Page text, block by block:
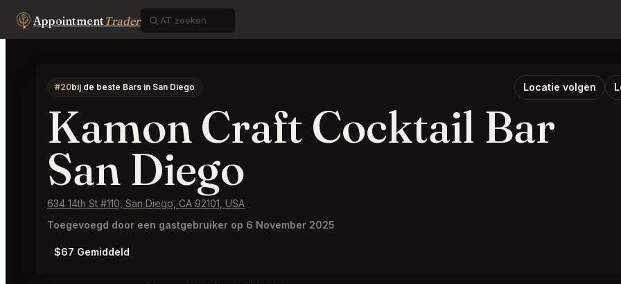
AppointmentTrader
#20bij de beste Bars in San Diego Locatie volgen
Kamon Craft Cocktail Bar
San Diego
634 14th St #110, San Diego, CA 92101, USA
Toegevoegd door een gastgebruiker op 6 November 2025
$67 Gemiddeld